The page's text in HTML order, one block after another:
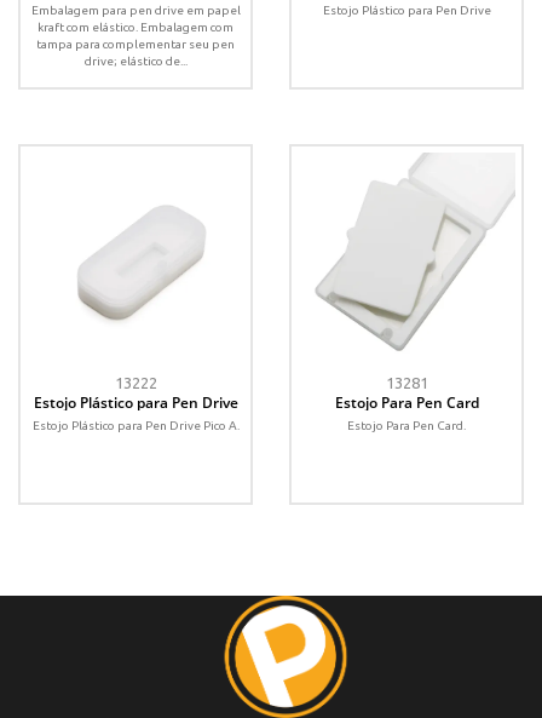
Embalagem para pen drive em papel
kraft com elástico. Embalagem com
tampa para complementar seu pen
drive; elástico de...
Estojo Plástico para Pen Drive
13222
Estojo Plástico para Pen Drive
Estojo Plástico para Pen Drive Pico A.
13281
Estojo Para Pen Card
Estojo Para Pen Card.